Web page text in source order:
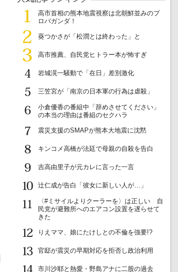
1
高市首相の熊本地震視察は北朝鮮並みのプ
ロパガンダ！
2
葵つかさが「松潤とは終わった」と
3
高市推薦、自民党ヒトラー本が怖すぎ
4
岩城滉一騒動で「在日」差別激化
5
三笠宮が「南京の日本軍の行為は虐殺」
6
小倉優香の番組中「辞めさせてください」
の本当の理由は番組のセクハラ
7
震災支援のSMAPが熊本大地震に沈黙
8
キンコメ高橋が法廷で母親の自殺を告白
9
吉高由里子が元カレに言った一言
10
辻仁成が告白「彼女に新しい人が…」
11
〈#ミサイルよりクーラーを〉は正しい 自
民党が避難所へのエアコン設置を遅らせて
きた
12
りえママ、娘にたけしとの不倫を強要!?
13
官邸が震災の早期対応を拒否し政治利用
14
市川沙耶と熱愛・野島アナに二股の過去